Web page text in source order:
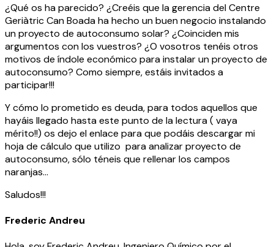
¿Qué os ha parecido? ¿Creéis que la gerencia del Centre
Geriàtric Can Boada ha hecho un buen negocio instalando
un proyecto de autoconsumo solar? ¿Coinciden mis
argumentos con los vuestros? ¿O vosotros tenéis otros
motivos de índole económico para instalar un proyecto de
autoconsumo? Como siempre, estáis invitados a
participar!!!
Y cómo lo prometido es deuda, para todos aquellos que
hayáis llegado hasta este punto de la lectura ( vaya
mérito!!) os dejo el enlace para que podáis descargar mi
hoja de cálculo que utilizo para analizar proyecto de
autoconsumo, sólo téneis que rellenar los campos
naranjas…
Saludos!!!
Frederic Andreu